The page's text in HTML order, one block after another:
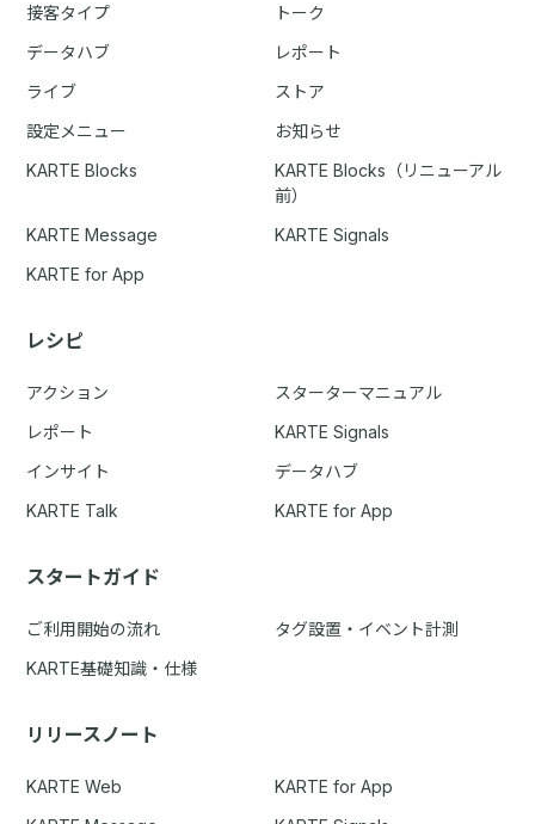
接客タイプ
トーク
データハブ
レポート
ライブ
ストア
設定メニュー
お知らせ
KARTE Blocks
KARTE Blocks（リニューアル
前）
KARTE Message
KARTE Signals
KARTE for App
レシピ
アクション
スターターマニュアル
レポート
KARTE Signals
インサイト
データハブ
KARTE Talk
KARTE for App
スタートガイド
ご利用開始の流れ
タグ設置・イベント計測
KARTE基礎知識・仕様
リリースノート
KARTE Web
KARTE for App